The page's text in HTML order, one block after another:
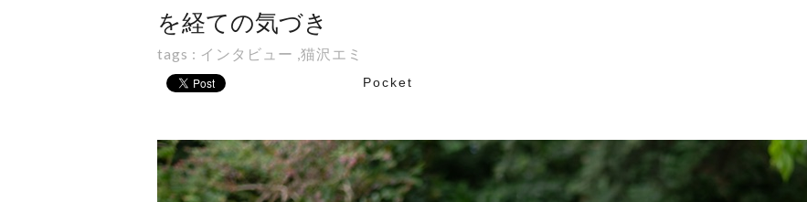
を経ての気づき
tags : インタビュー ,猫沢エミ
Pocket